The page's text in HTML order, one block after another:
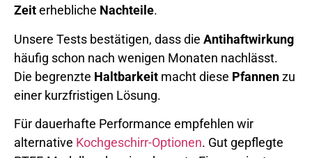
Zeiterhebliche Nachteile.
Unsere Tests bestätigen, dass die Antihaftwirkung
häufig schon nach wenigen Monaten nachlässt.
Die begrenzte Haltbarkeit macht diese Pfannenzu
einer kurzfristigen Lösung.
Für dauerhafte Performance empfehlen wir
alternative Kochgeschirr-Optionen. Gut gepflegte